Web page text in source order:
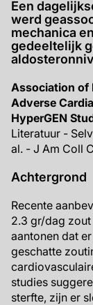
Een
werd
mechanica
gedeeltelijk
Association of
Adverse
HyperGEN
Literatuur -
al. - J Am Coll
Achtergrond
Recente
2.3 gr/dag
aantonen dat
geschatte
studies
sterfte, zijn er